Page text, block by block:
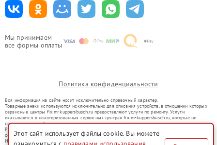
Мы принимаем
все формы оплаты
Политика конфиденциальности
Вся информация на сайте носит исключительно справочный характер.
Товарные знаки используются исключительно для описания устройств, в отношении которых
сервисные центры fixim-kuppersbusch.ru предоставляют услуги по ремонту. Услуги
оказываются в неавторизованных сервисных центрах fixim-kuppersbusch.ru, которые не
связаны с правообладателями товарных знаков или их официальными представителями.
Ремонт осуществляется для устройств, уже введенных в гражданский оборот в соответствии
со статьей 1487 ГК РФ.
Использование товарных знаков не преследует цели индивидуализации услуг или введения
Этот сайт использует файлы cookie. Вы можете